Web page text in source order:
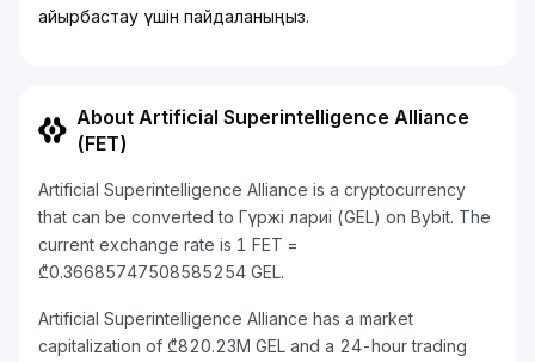
айырбастау үшін пайдаланыңыз.
About Artificial Superintelligence Alliance
(FET)
Artificial Superintelligence Alliance is a cryptocurrency
that can be converted to Гүржі лариі (GEL) on Bybit. The
current exchange rate is 1 FET =
₾0.36685747508585254 GEL.
Artificial Superintelligence Alliance has a market
capitalization of ₾820.23M GEL and a 24-hour trading